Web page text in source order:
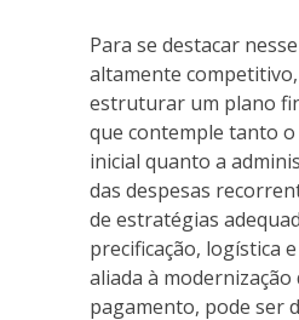
Para se destacar
altamente
estruturar um plano
que contemple tanto
inicial quanto a
das despesas
de estratégias
precificação, logística
aliada à modernização
pagamento, pode ser